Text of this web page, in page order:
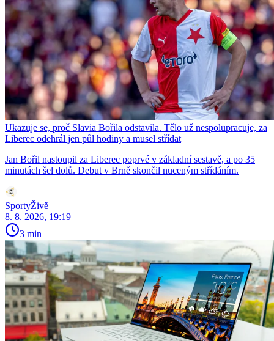
Ukazuje se, proč Slavia Bořila odstavila. Tělo už nespolupracuje, za
Liberec odehrál jen půl hodiny a musel střídat
Jan Bořil nastoupil za Liberec poprvé v základní sestavě, a po 35
minutách šel dolů. Debut v Brně skončil nuceným střídáním.
SportyŽivě
8. 8. 2026, 19:19
3 min